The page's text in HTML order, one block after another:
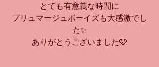
とても有意義な時間に
プリュマージュボーイズも大感激でし
た✨
ありがとうございました🩷